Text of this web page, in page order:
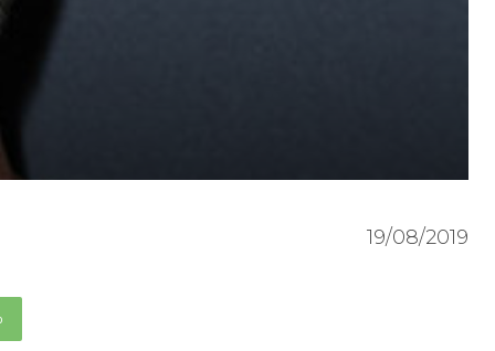
19/08/2019